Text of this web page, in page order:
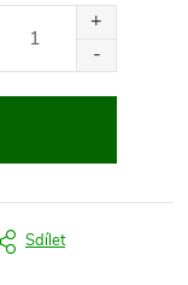
Sdílet